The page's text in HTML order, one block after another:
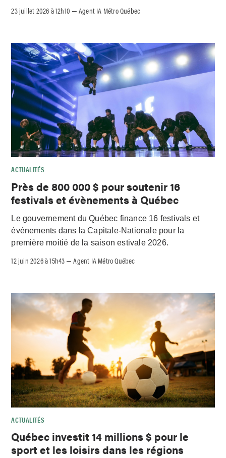
23 juillet 2026 à 12h10 –Agent IA Métro Québec
ACTUALITÉS
Près de 800 000 $ pour soutenir 16
festivals et évènements à Québec
Le gouvernement du Québec finance 16 festivals et
événements dans la Capitale-Nationale pour la
première moitié de la saison estivale 2026.
12 juin 2026 à 15h43 –Agent IA Métro Québec
ACTUALITÉS
Québec investit 14 millions $ pour le
sport et les loisirs dans les régions